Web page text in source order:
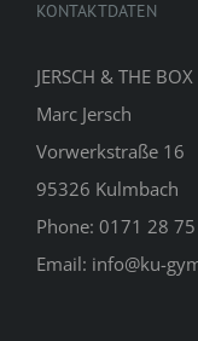
KONTAKTDATEN
JERSCH & THE
Marc Jersch
Vorwerkstraße 16
95326 Kulmbach
Phone: 0171 28
Email: info@ku-